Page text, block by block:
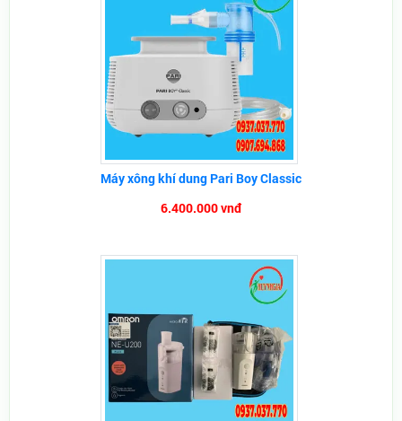
Máy xông khí dung Pari Boy Classic
6.400.000 vnđ